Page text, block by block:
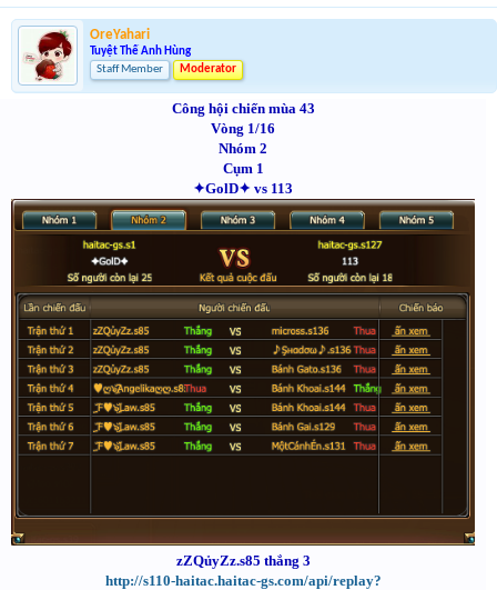
OreYahari
Tuyệt Thế Anh Hùng
Staff Member
Moderator
Công hội chiến mùa 43
Vòng 1/16
Nhóm 2
Cụm 1
✦GolD✦ vs 113
zZQủyZz.s85 thắng 3
http://s110-haitac.haitac-gs.com/api/replay?